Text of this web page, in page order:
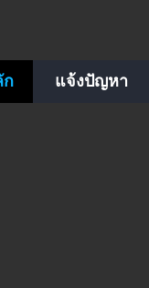
ก แจ้งปัญหา